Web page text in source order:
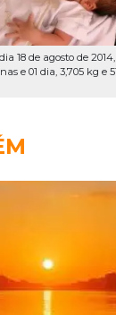
18 de agosto de
e 01 dia, 3,705 kg e